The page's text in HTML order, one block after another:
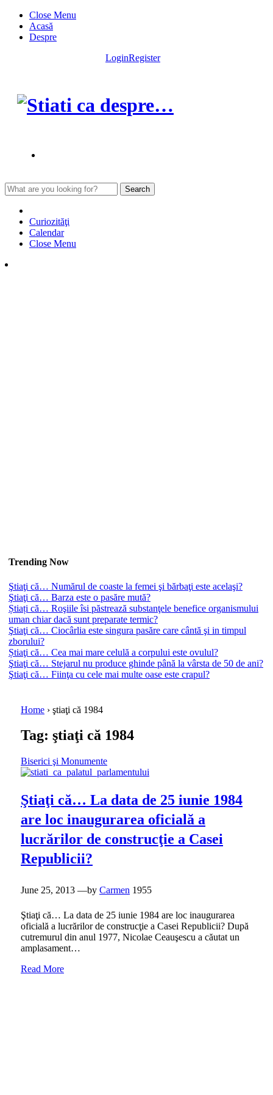
Skip
content
Close Menu
Acasă
Despre
LoginRegister
Search
for:
Curiozităţi
Calendar
Close Menu
Trending Now
Ştiaţi că… Numărul de coaste la femei şi bărbaţi este acelaşi?
Ştiaţi că… Barza este o pasăre mută?
Știați că… Roşiile îsi păstrează substanţele benefice organismului
uman chiar dacă sunt preparate termic?
Ştiaţi că… Ciocârlia este singura pasăre care cântă şi in timpul
zborului?
Știaţi că… Cea mai mare celulă a corpului este ovulul?
Ştiaţi că… Stejarul nu produce ghinde până la vârsta de 50 de ani?
Ştiaţi că… Fiinţa cu cele mai multe oase este crapul?
Home › ştiaţi că 1984
Tag: ştiaţi că 1984
Biserici şi Monumente
Ştiaţi că… La data de 25 iunie 1984
are loc inaugurarea oficială a
lucrărilor de construcţie a Casei
Republicii?
Posted
June 25, 2013 —by Carmen 1955
Ştiaţi că… La data de 25 iunie 1984 are loc inaugurarea
oficială a lucrărilor de construcţie a Casei Republicii? După
cutremurul din anul 1977, Nicolae Ceauşescu a căutat un
amplasament…
Read More